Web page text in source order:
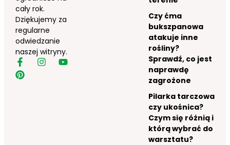
cały rok.
Dziękujemy za
regularne
odwiedzanie
naszej witryny.
Czy ćma
bukszpanowa
atakuje inne
rośliny?
Sprawdź, co jest
naprawdę
zagrożone
Pilarka tarczowa
czy ukośnica?
Czym się różnią i
którą wybrać do
warsztatu?